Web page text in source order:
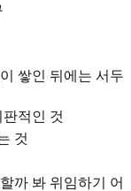
쌓인 뒤에는 서두
적인 것
것
까 봐 위임하기 어